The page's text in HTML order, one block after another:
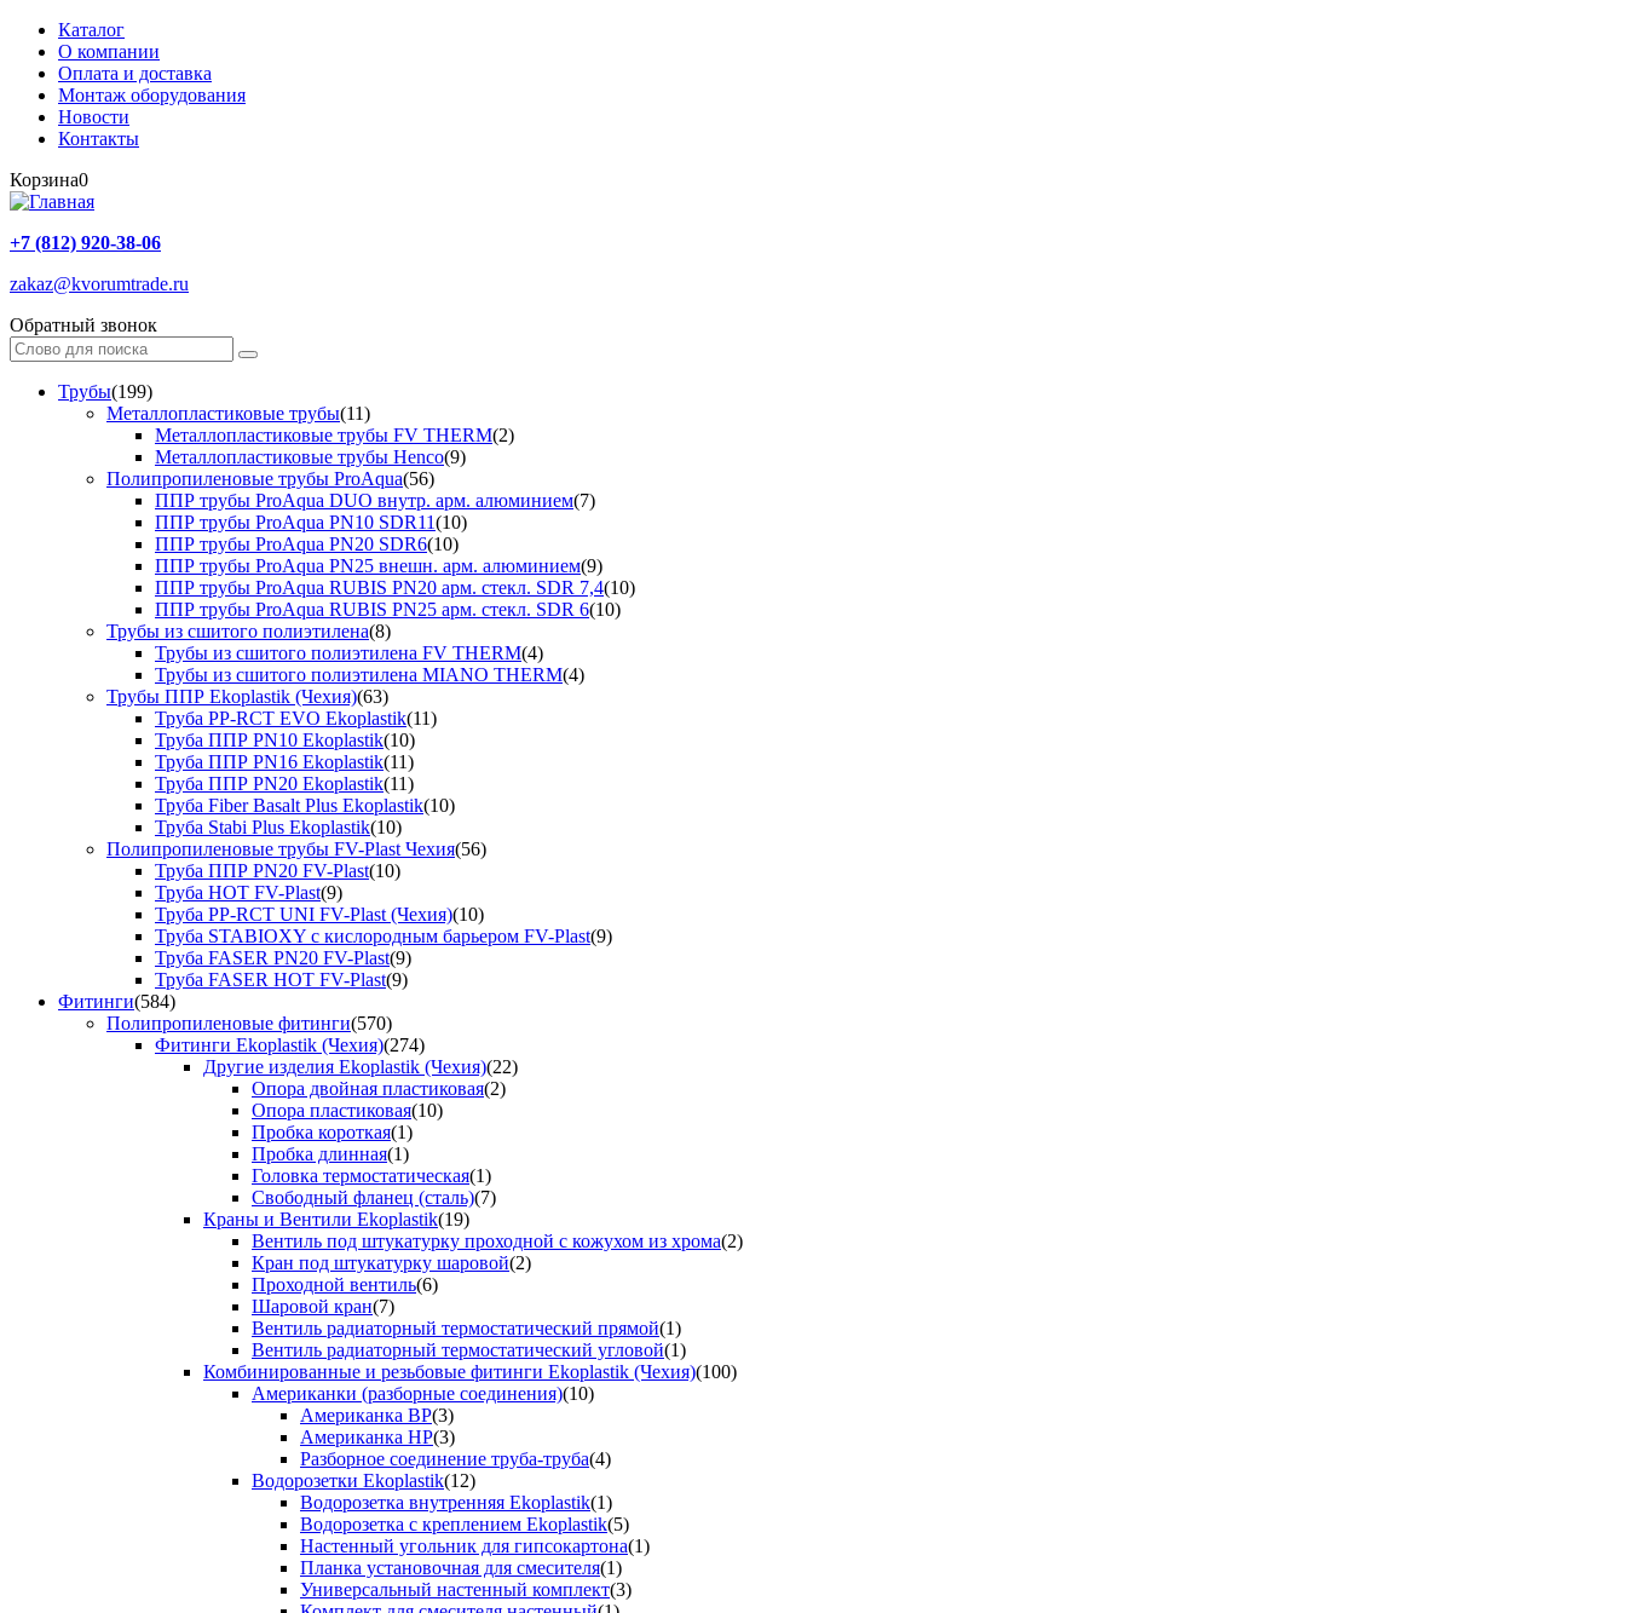
Каталог
О компании
Оплата и доставка
Монтаж оборудования
Новости
Контакты
Корзина0
+7 (812) 920-38-06
zakaz@kvorumtrade.ru
Обратный звонок
Трубы(199)
Металлопластиковые трубы(11)
Металлопластиковые трубы FV THERM(2)
Металлопластиковые трубы Henco(9)
Полипропиленовые трубы ProAqua(56)
ППР трубы ProAqua DUO внутр. арм. алюминием(7)
ППР трубы ProAqua PN10 SDR11(10)
ППР трубы ProAqua PN20 SDR6(10)
ППР трубы ProAqua PN25 внешн. арм. алюминием(9)
ППР трубы ProAqua RUBIS PN20 арм. стекл. SDR 7,4(10)
ППР трубы ProAqua RUBIS PN25 арм. стекл. SDR 6(10)
Трубы из сшитого полиэтилена(8)
Трубы из сшитого полиэтилена FV THERM(4)
Трубы из сшитого полиэтилена MIANO THERM(4)
Трубы ППР Ekoplastik (Чехия)(63)
Труба PP-RCT EVO Ekoplastik(11)
Труба ППР PN10 Ekoplastik(10)
Труба ППР PN16 Ekoplastik(11)
Труба ППР PN20 Ekoplastik(11)
Труба Fiber Basalt Plus Ekoplastik(10)
Труба Stabi Plus Ekoplastik(10)
Полипропиленовые трубы FV-Plast Чехия(56)
Труба ППР PN20 FV-Plast(10)
Труба HOT FV-Plast(9)
Труба PP-RCT UNI FV-Plast (Чехия)(10)
Труба STABIOXY с кислородным барьером FV-Plast(9)
Труба FASER PN20 FV-Plast(9)
Труба FASER HOT FV-Plast(9)
Фитинги(584)
Полипропиленовые фитинги(570)
Фитинги Ekoplastik (Чехия)(274)
Другие изделия Ekoplastik (Чехия)(22)
Опора двойная пластиковая(2)
Опора пластиковая(10)
Пробка короткая(1)
Пробка длинная(1)
Головка термостатическая(1)
Свободный фланец (сталь)(7)
Краны и Вентили Ekoplastik(19)
Вентиль под штукатурку проходной с кожухом из хрома(2)
Кран под штукатурку шаровой(2)
Проходной вентиль(6)
Шаровой кран(7)
Вентиль радиаторный термостатический прямой(1)
Вентиль радиаторный термостатический угловой(1)
Комбинированные и резьбовые фитинги Ekoplastik (Чехия)(100)
Американки (разборные соединения)(10)
Американка ВР(3)
Американка НР(3)
Разборное соединение труба-труба(4)
Водорозетки Ekoplastik(12)
Водорозетка внутренняя Ekoplastik(1)
Водорозетка с креплением Ekoplastik(5)
Настенный угольник для гипсокартона(1)
Планка установочная для смесителя(1)
Универсальный настенный комплект(3)